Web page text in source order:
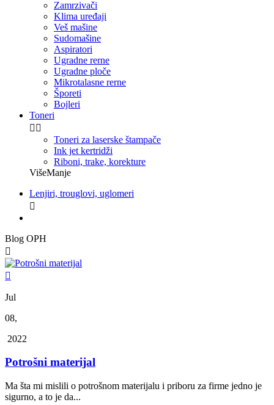
Zamrzivači
Klima uređaji
Veš mašine
Sudomašine
Aspiratori
Ugradne rerne
Ugradne ploče
Mikrotalasne rerne
Šporeti
Bojleri
Toneri
 
Toneri za laserske štampače
Ink jet kertridži
Riboni, trake, korekture
VišeManje
Lenjiri, trouglovi, uglomeri

Blog OPH


Jul
08,
2022
Potrošni materijal
Ma šta mi mislili o potrošnom materijalu i priboru za firme jedno je
sigurno, a to je da...